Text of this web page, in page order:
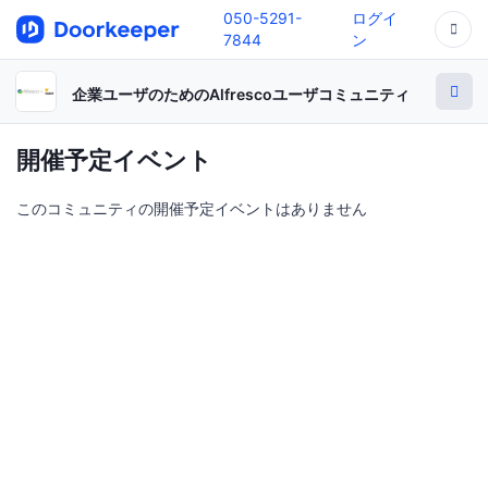
050-5291-
7844
ログイ
ン
企業ユーザのためのAlfrescoユーザコミュニティ
開催予定イベント
このコミュニティの開催予定イベントはありません